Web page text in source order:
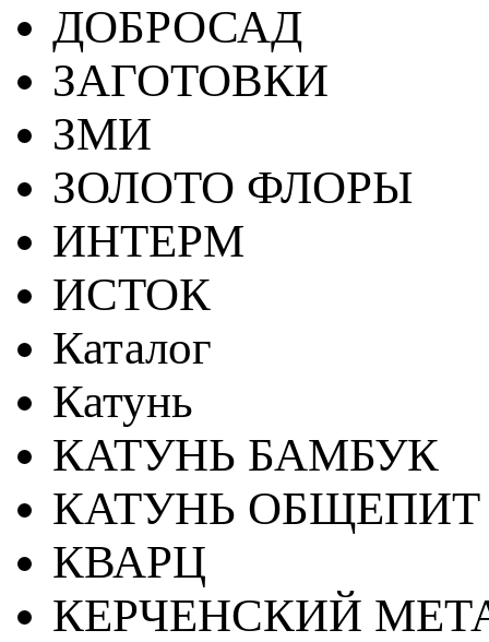
ДОБРОСАД
ЗАГОТОВКИ
ЗМИ
ЗОЛОТО ФЛОРЫ
ИНТЕРМ
ИСТОК
Каталог
Катунь
КАТУНЬ БАМБУК
КАТУНЬ ОБЩЕПИТ
КВАРЦ
КЕРЧЕНСКИЙ